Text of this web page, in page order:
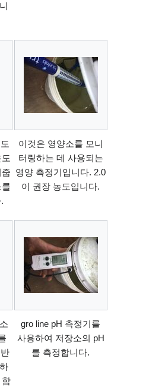
이것은 영양소를 모니
터링하는 데 사용되는
영양 측정기입니다. 2.0
이 권장 농도입니다.
함
gro line pH 측정기를
사용하여 저장소의 pH
를 측정합니다.